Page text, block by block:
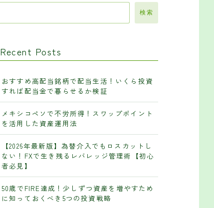
検索
Recent Posts
おすすめ高配当銘柄で配当生活！いくら投資
すれば配当金で暮らせるか検証
メキシコペソで不労所得！スワップポイント
を活用した資産運用法
【2026年最新版】為替介入でもロスカットし
ない！FXで生き残るレバレッジ管理術【初心
者必見】
50歳でFIRE達成！少しずつ資産を増やすため
に知っておくべき5つの投資戦略